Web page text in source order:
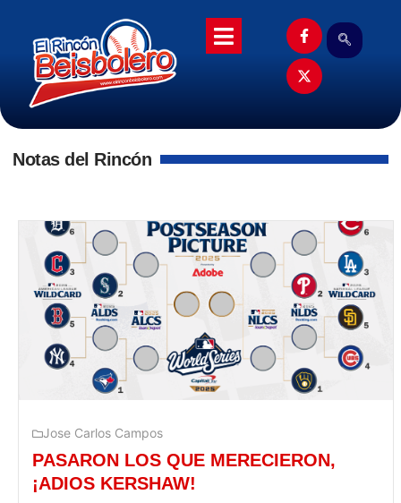
Notas del Rincón
Jose Carlos Campos
PASARON LOS QUE MERECIERON,
¡ADIOS KERSHAW!